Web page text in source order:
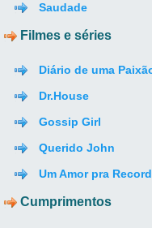
Saudade
Filmes e séries
Diário de uma
Dr.House
Gossip Girl
Querido John
Um Amor pra
Cumprimentos